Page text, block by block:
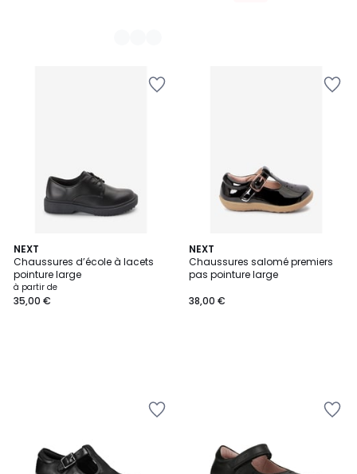
NEXT
Chaussures d’école à lacets
pointure large
à partir de
35,00 €
NEXT
Chaussures salomé premiers
pas pointure large
38,00 €